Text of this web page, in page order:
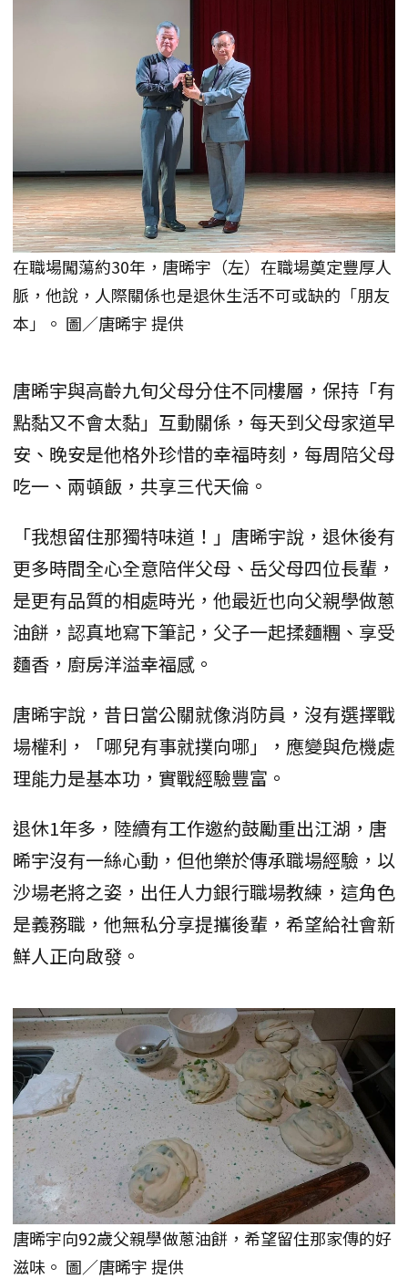
在職場闖蕩約30年，唐晞宇（左）在職場奠定豐厚人
脈，他說，人際關係也是退休生活不可或缺的「朋友
本」。 圖／唐晞宇 提供
唐晞宇與高齡九旬父母分住不同樓層，保持「有
點黏又不會太黏」互動關係，每天到父母家道早
安、晚安是他格外珍惜的幸福時刻，每周陪父母
吃一、兩頓飯，共享三代天倫。
「我想留住那獨特味道！」唐晞宇說，退休後有
更多時間全心全意陪伴父母、岳父母四位長輩，
是更有品質的相處時光，他最近也向父親學做蔥
油餅，認真地寫下筆記，父子一起揉麵糰、享受
麵香，廚房洋溢幸福感。
唐晞宇說，昔日當公關就像消防員，沒有選擇戰
場權利，「哪兒有事就撲向哪」，應變與危機處
理能力是基本功，實戰經驗豐富。
退休1年多，陸續有工作邀約鼓勵重出江湖，唐
晞宇沒有一絲心動，但他樂於傳承職場經驗，以
沙場老將之姿，出任人力銀行職場教練，這角色
是義務職，他無私分享提攜後輩，希望給社會新
鮮人正向啟發。
唐晞宇向92歲父親學做蔥油餅，希望留住那家傳的好
滋味。 圖／唐晞宇 提供